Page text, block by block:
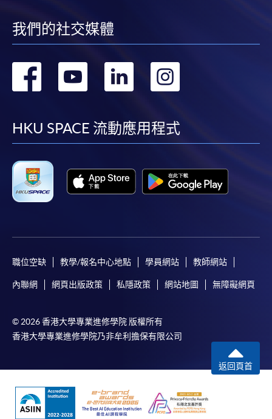
我們的社交媒體
轉
facebook
轉
youtube
轉
linkedin
HKU SPACE 流動應用程式
職位空缺 教學/報名中心地點 學員網站 教師網站
內聯網 網頁出版政策 私隱政策 網站地圖 無障礙網頁
© 2026 香港大學專業進修學院 版權所有
香港大學專業進修學院乃非牟利擔保有限公司
返回頁首